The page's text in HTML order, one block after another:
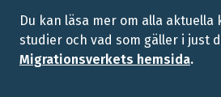
Du kan läsa mer om alla
studier och vad som gäller i just
Migrationsverkets hemsida.